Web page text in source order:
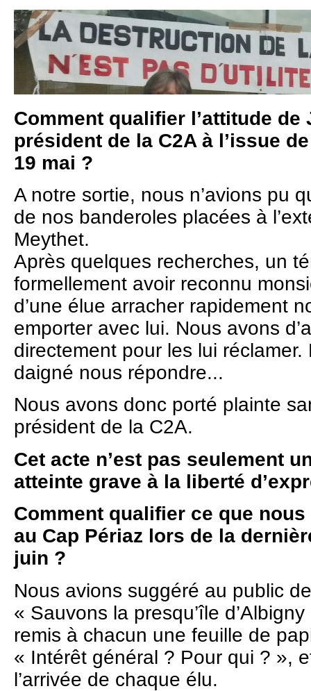
Comment qualifier l’attitude de
président de la C2A à l’issue
19 mai ?
A notre sortie, nous n’avions pu
de nos banderoles placées à
Meythet.
Après quelques recherches, un
formellement avoir reconnu
d’une élue arracher rapidement
emporter avec lui. Nous avons
directement pour les lui réclamer.
daigné nous répondre...
Nous avons donc porté plainte
président de la C2A.
Cet acte n’est pas seulement
atteinte grave à la liberté
Comment qualifier ce que
au Cap Périaz lors de la
juin ?
Nous avions suggéré au public
« Sauvons la presqu’île
remis à chacun une feuille de
« Intérêt général ? Pour qui ? »,
l’arrivée de chaque élu.